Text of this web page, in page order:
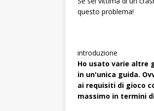
questo problema!
introduzione
Ho usato varie altre
in un'unica guida.
ai requisiti di gioco
massimo in termini